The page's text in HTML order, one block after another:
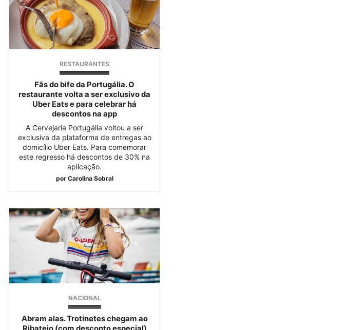
RESTAURANTES
Fãs do bife da Portugália. O
restaurante volta a ser exclusivo da
Uber Eats e para celebrar há
descontos na app
A Cervejaria Portugália voltou a ser
exclusiva da plataforma de entregas ao
domicílio Uber Eats. Para comemorar
este regresso há descontos de 30% na
aplicação.
por Carolina Sobral
NACIONAL
Abram alas. Trotinetes chegam ao